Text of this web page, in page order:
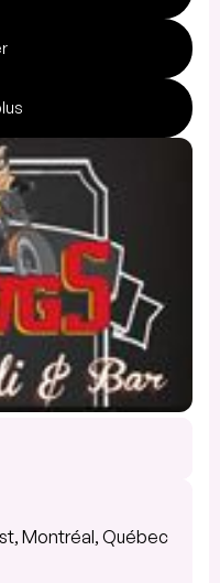
Montréal, Québec